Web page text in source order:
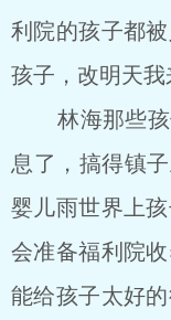
利院的孩子都
孩子，改明天
林海那些孩
息了，搞得镇
婴儿雨世界上
会准备福利院
能给孩子太好